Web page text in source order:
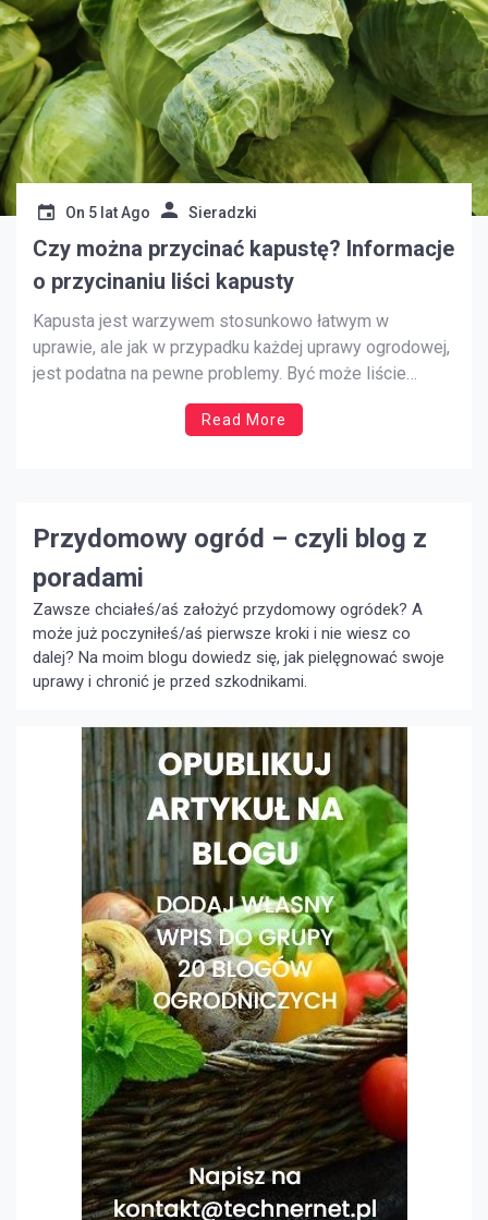
On 5 lat Ago Sieradzki
Czy można przycinać kapustę? Informacje
o przycinaniu liści kapusty
Kapusta jest warzywem stosunkowo łatwym w
uprawie, ale jak w przypadku każdej uprawy ogrodowej,
jest podatna na pewne problemy. Być może liście
dotykają ziemi i zaczynają gnić, albo liście zwisają nad
innymi uprawami, ponieważ roślina jeszcze się nie
Read More
Przydomowy ogród – czyli blog z
poradami
Zawsze chciałeś/aś założyć przydomowy ogródek? A
może już poczyniłeś/aś pierwsze kroki i nie wiesz co
dalej? Na moim blogu dowiedz się, jak pielęgnować swoje
uprawy i chronić je przed szkodnikami.